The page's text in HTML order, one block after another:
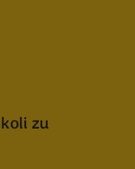
zu